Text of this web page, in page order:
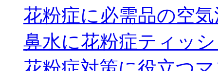
花粉症に必需品の空
鼻水に花粉症ティッ